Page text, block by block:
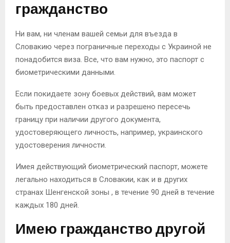
гражданство
Ни вам, ни членам вашей семьи для въезда в
Словакию через пограничные переходы с Украиной не
понадобится виза. Все, что вам нужно, это паспорт с
биометрическими данными.
Если покидаете зону боевых действий, вам может
быть предоставлен отказ и разрешено пересечь
границу при наличии другого документа,
удостоверяющего личность, например, украинского
удостоверения личности.
Имея действующий биометрический паспорт, можете
легально находиться в Словакии, как и в других
странах Шенгенской зоны , в течение 90 дней в течение
каждых 180 дней.
Имею гражданство другой